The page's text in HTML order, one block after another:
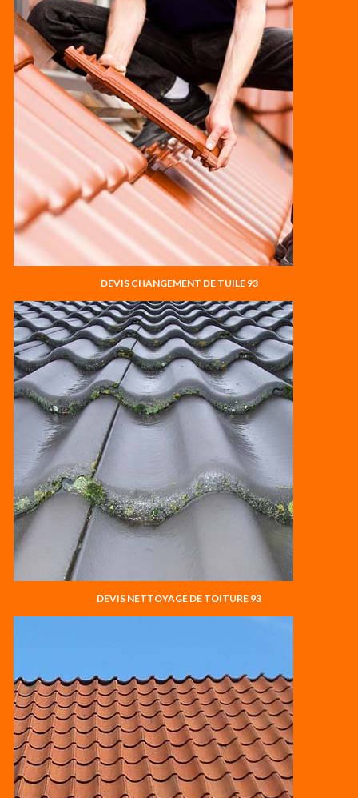
DEVIS CHANGEMENT DE TUILE 93
DEVIS NETTOYAGE DE TOITURE 93